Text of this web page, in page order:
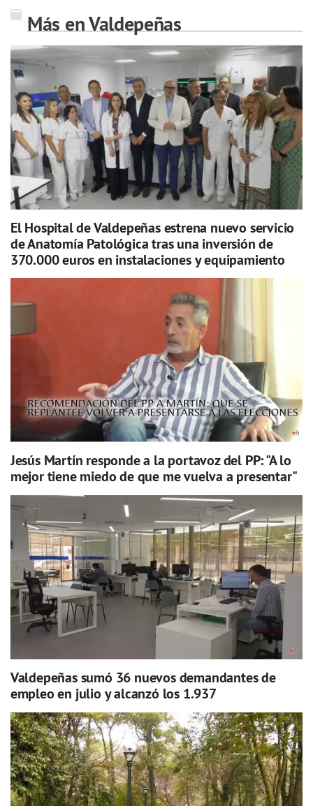
Más en Valdepeñas
El Hospital de Valdepeñas estrena nuevo servicio
de Anatomía Patológica tras una inversión de
370.000 euros en instalaciones y equipamiento
Jesús Martín responde a la portavoz del PP: "A lo
mejor tiene miedo de que me vuelva a presentar"
Valdepeñas sumó 36 nuevos demandantes de
empleo en julio y alcanzó los 1.937